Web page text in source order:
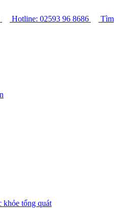
Hotline: 02593 96 8686
Tìm
khỏe tổng quát